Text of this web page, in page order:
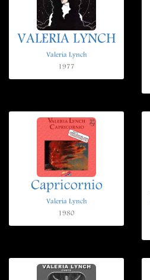
VALERIA LYNCH
Valeria Lynch
1977
Capricornio
Valeria Lynch
1980